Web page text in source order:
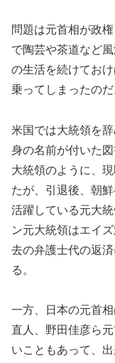
問題は元首相が政
で陶芸や茶道など
の生活を続けてお
乗ってしまったのだ
米国では大統領を
身の名前が付いた
大統領のように、
たが、引退後、朝
活躍している元大
ン元大統領はエイ
去の弁護士代の返
る。
一方、日本の元首
直人、野田佳彦ら
いこともあって、